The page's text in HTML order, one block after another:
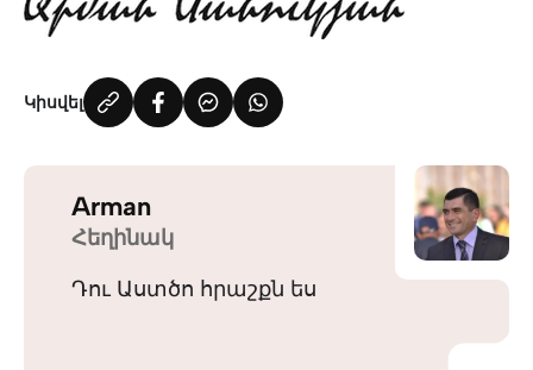
Կիսվել
Arman
Հեղինակ
Դու Աստծո հրաշքն ես